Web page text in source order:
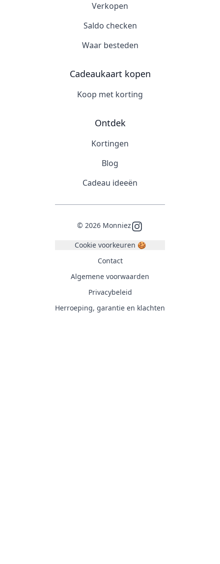
Verkopen
Saldo checken
Waar besteden
Cadeaukaart kopen
Koop met korting
Ontdek
Kortingen
Blog
Cadeau ideeën
© 2026 MonniezInstagram
Cookie voorkeuren 🍪
Contact
Algemene voorwaarden
Privacybeleid
Herroeping, garantie en klachten